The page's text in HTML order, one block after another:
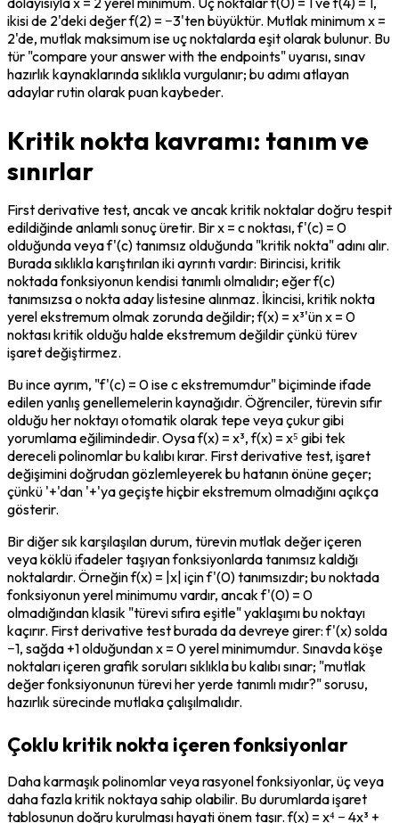
ikisi de 2'deki değer f(2) = −3'ten büyüktür. Mutlak minimum x =
2'de, mutlak maksimum ise uç noktalarda eşit olarak bulunur. Bu
tür "compare your answer with the endpoints" uyarısı, sınav
hazırlık kaynaklarında sıklıkla vurgulanır; bu adımı atlayan
adaylar rutin olarak puan kaybeder.
Kritik nokta kavramı: tanım ve
sınırlar
First derivative test, ancak ve ancak kritik noktalar doğru tespit
edildiğinde anlamlı sonuç üretir. Bir x = c noktası, f'(c) = 0
olduğunda veya f'(c) tanımsız olduğunda "kritik nokta" adını alır.
Burada sıklıkla karıştırılan iki ayrıntı vardır: Birincisi, kritik
noktada fonksiyonun kendisi tanımlı olmalıdır; eğer f(c)
tanımsızsa o nokta aday listesine alınmaz. İkincisi, kritik nokta
yerel ekstremum olmak zorunda değildir; f(x) = x³'ün x = 0
noktası kritik olduğu halde ekstremum değildir çünkü türev
işaret değiştirmez.
Bu ince ayrım, "f'(c) = 0 ise c ekstremumdur" biçiminde ifade
edilen yanlış genellemelerin kaynağıdır. Öğrenciler, türevin sıfır
olduğu her noktayı otomatik olarak tepe veya çukur gibi
yorumlama eğilimindedir. Oysa f(x) = x³, f(x) = x⁵ gibi tek
dereceli polinomlar bu kalıbı kırar. First derivative test, işaret
değişimini doğrudan gözlemleyerek bu hatanın önüne geçer;
çünkü '+'dan '+'ya geçişte hiçbir ekstremum olmadığını açıkça
gösterir.
Bir diğer sık karşılaşılan durum, türevin mutlak değer içeren
veya köklü ifadeler taşıyan fonksiyonlarda tanımsız kaldığı
noktalardır. Örneğin f(x) = |x| için f'(0) tanımsızdır; bu noktada
fonksiyonun yerel minimumu vardır, ancak f'(0) = 0
olmadığından klasik "türevi sıfıra eşitle" yaklaşımı bu noktayı
kaçırır. First derivative test burada da devreye girer: f'(x) solda
−1, sağda +1 olduğundan x = 0 yerel minimumdur. Sınavda köşe
noktaları içeren grafik soruları sıklıkla bu kalıbı sınar; "mutlak
değer fonksiyonunun türevi her yerde tanımlı mıdır?" sorusu,
hazırlık sürecinde mutlaka çalışılmalıdır.
Çoklu kritik nokta içeren fonksiyonlar
Daha karmaşık polinomlar veya rasyonel fonksiyonlar, üç veya
daha fazla kritik noktaya sahip olabilir. Bu durumlarda işaret
tablosunun doğru kurulması hayati önem taşır. f(x) = x⁴ − 4x³ +